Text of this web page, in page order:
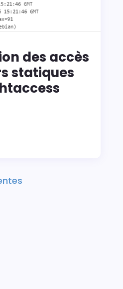
des accès
statiques